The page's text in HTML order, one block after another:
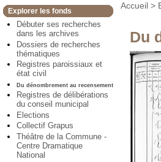
Explorer les fonds
Débuter ses recherches
dans les archives
Dossiers de recherches
thématiques
Registres paroissiaux et
état civil
Du dénombrement au recensement
Registres de délibérations
du conseil municipal
Elections
Collectif Grapus
Théâtre de la Commune -
Centre Dramatique
National
Accueil >
Du